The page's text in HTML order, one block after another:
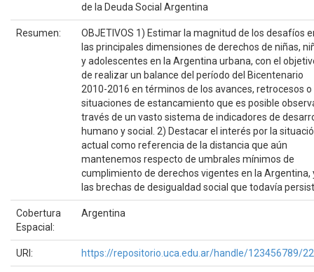
de la Deuda Social Argentina
Resumen:
OBJETIVOS 1) Estimar la magnitud de los desafíos
las principales dimensiones de derechos de niñas,
y adolescentes en la Argentina urbana, con el
de realizar un balance del período del Bicentenario
2010-2016 en términos de los avances, retrocesos o
situaciones de estancamiento que es posible
través de un vasto sistema de indicadores de
humano y social. 2) Destacar el interés por la
actual como referencia de la distancia que aún
mantenemos respecto de umbrales mínimos de
cumplimiento de derechos vigentes en la Argentina,
las brechas de desigualdad social que todavía
Cobertura
Espacial:
Argentina
URI: https://repositorio.uca.edu.ar/handle/123456789/